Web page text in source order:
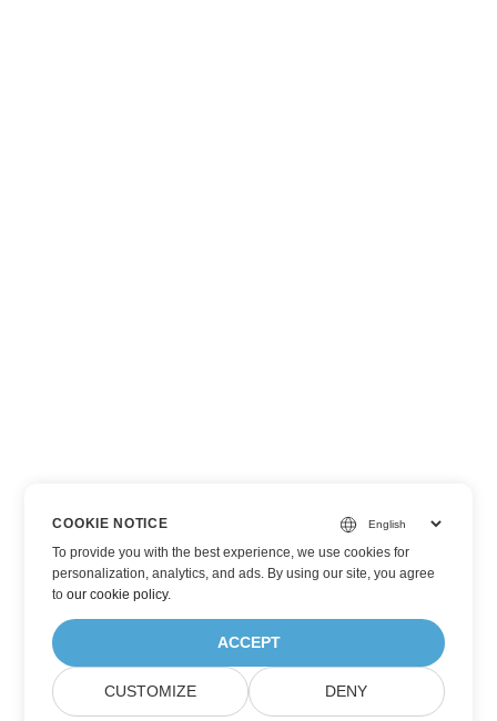
COOKIE NOTICE
To provide you with the best experience, we use cookies for
personalization, analytics, and ads. By using our site, you agree
toour cookie policy.
ACCEPT
CUSTOMIZE DENY